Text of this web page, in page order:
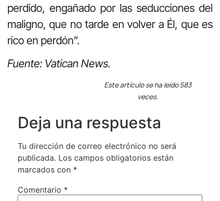
perdido, engañado por las seducciones del
maligno, que no tarde en volver a Él, que es
rico en perdón”.
Fuente: Vatican News.
Este artículo se ha leído 583
veces.
Deja una respuesta
Tu dirección de correo electrónico no será
publicada. Los campos obligatorios están
marcados con *
Comentario *